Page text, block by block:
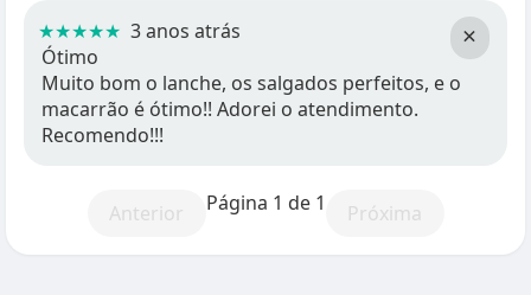
×
★★★★★ 3 anos atrás
Ótimo
Muito bom o lanche, os salgados perfeitos, e o
macarrão é ótimo!! Adorei o atendimento.
Recomendo!!!
Anterior Página 1 de 1 Próxima